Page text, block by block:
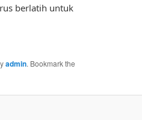
berlatih untuk
admin. Bookmark the